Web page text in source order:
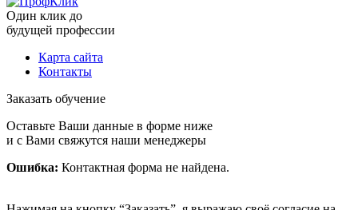
Один клик до
будущей профессии
Карта сайта
Контакты
Заказать обучение
Оставьте Ваши данные в форме ниже
и с Вами свяжутся наши менеджеры
Ошибка: Контактная форма не найдена.